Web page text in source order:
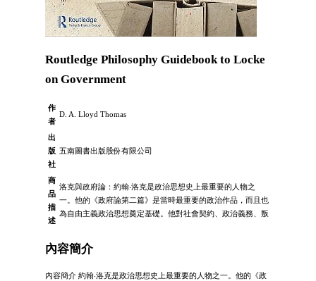
Routledge Philosophy Guidebook to Locke
on Government
作
者
D. A. Lloyd Thomas
出
版
社
五南圖書出版股份有限公司
商
品
描
述
洛克與政府論：約翰‧洛克是政治思想史上最重要的人物之
一。他的《政府論第二篇》是當時最重要的政治作品，而且也
為自由主義政治思想奠定基礎。他對社會契約、政治義務、叛
內容簡介
內容簡介 約翰‧洛克是政治思想史上最重要的人物之一。他的《政